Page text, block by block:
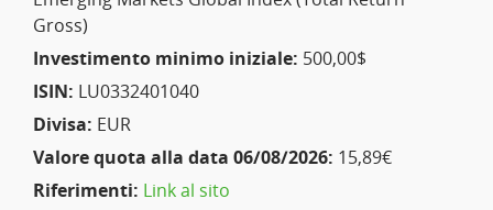
Gross)
Investimento minimo iniziale: 500,00$
ISIN: LU0332401040
Divisa: EUR
Valore quota alla data 06/08/2026: 15,89€
Riferimenti: Link al sito